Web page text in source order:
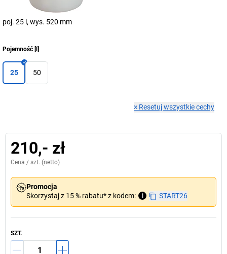
poj. 25 l, wys. 520 mm
Pojemność [ ]
25 50
× Resetuj wszystkie cechy
210,- zł
Cena / szt. (netto)
Promocja
Skorzystaj z 15 % rabatu* z kodem:
i START26
SZT.